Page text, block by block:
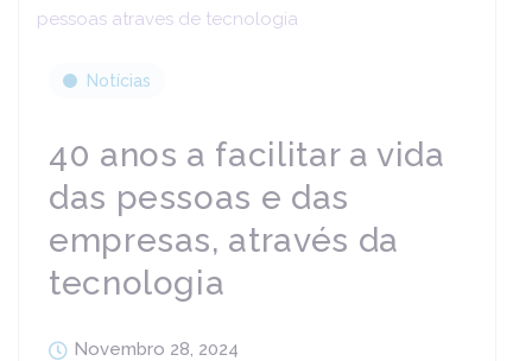
Notícias
40 anos a facilitar a vida
das pessoas e das
empresas, através da
tecnologia
Novembro 28, 2024